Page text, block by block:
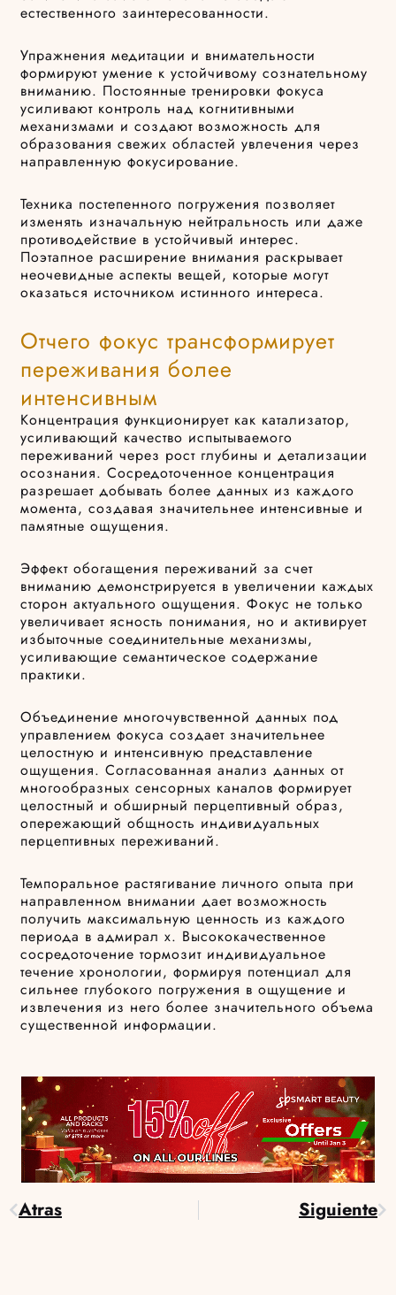
естественного заинтересованности.
Упражнения медитации и внимательности
формируют умение к устойчивому сознательному
вниманию. Постоянные тренировки фокуса
усиливают контроль над когнитивными
механизмами и создают возможность для
образования свежих областей увлечения через
направленную фокусирование.
Техника постепенного погружения позволяет
изменять изначальную нейтральность или даже
противодействие в устойчивый интерес.
Поэтапное расширение внимания раскрывает
неочевидные аспекты вещей, которые могут
оказаться источником истинного интереса.
Отчего фокус трансформирует
переживания более
интенсивным
Концентрация функционирует как катализатор,
усиливающий качество испытываемого
переживаний через рост глубины и детализации
осознания. Сосредоточенное концентрация
разрешает добывать более данных из каждого
момента, создавая значительнее интенсивные и
памятные ощущения.
Эффект обогащения переживаний за счет
вниманию демонстрируется в увеличении каждых
сторон актуального ощущения. Фокус не только
увеличивает ясность понимания, но и активирует
избыточные соединительные механизмы,
усиливающие семантическое содержание
практики.
Объединение многочувственной данных под
управлением фокуса создает значительнее
целостную и интенсивную представление
ощущения. Согласованная анализ данных от
многообразных сенсорных каналов формирует
целостный и обширный перцептивный образ,
опережающий общность индивидуальных
перцептивных переживаний.
Темпоральное растягивание личного опыта при
направленном внимании дает возможность
получить максимальную ценность из каждого
периода в адмирал х. Высококачественное
сосредоточение тормозит индивидуальное
течение хронологии, формируя потенциал для
сильнее глубокого погружения в ощущение и
извлечения из него более значительного объема
существенной информации.
Prev
Atras Siguiente